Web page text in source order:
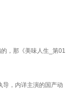
，那《美味人生_第01
导，内详主演的国产动